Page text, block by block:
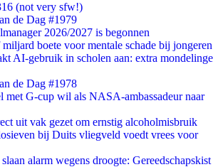
(not very sfw!)
de Dag #1979
2026/2027 is begonnen
boete voor mentale schade bij jongeren
AI-gebruik in scholen aan: extra mondelinge
de Dag #1978
met G-cup wil als NASA-ambassadeur naar
uit vak gezet om ernstig alcoholmisbruik
bij Duits vliegveld voedt vrees voor
alarm wegens droogte: Gereedschapskist